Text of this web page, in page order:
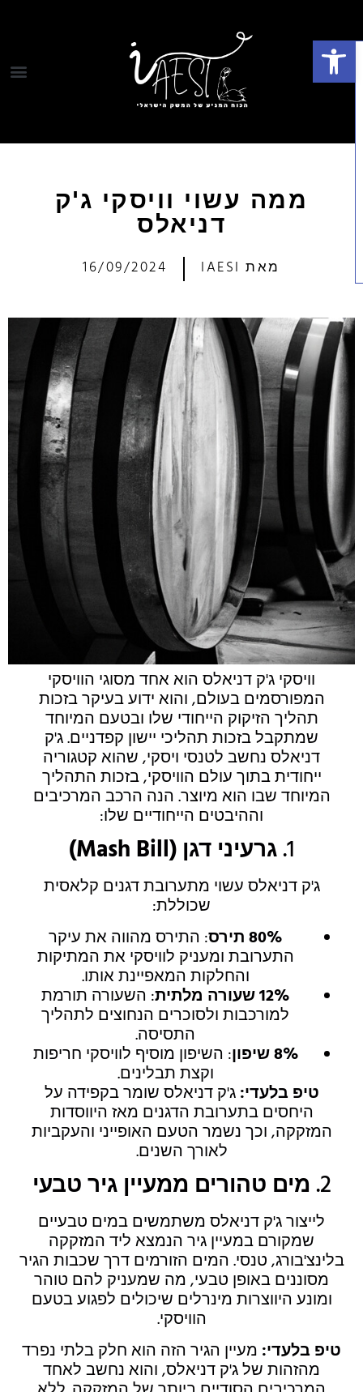
פתח סרגל נגישות
ממה עשוי וויסקי ג'ק
דניאלס
מאתIAESI
16/09/2024
וויסקי ג'ק דניאלס הוא אחד מסוגי הוויסקי
המפורסמים בעולם, והוא ידוע בעיקר בזכות
תהליך הזיקוק הייחודי שלו ובטעם המיוחד
שמתקבל בזכות תהליכי יישון קפדניים. ג'ק
דניאלס נחשב לטנסי ויסקי, שהוא קטגוריה
ייחודית בתוך עולם הוויסקי, בזכות התהליך
המיוחד שבו הוא מיוצר. הנה הרכב המרכיבים
וההיבטים הייחודיים שלו:
גרעיני דגן (Mash Bill)
ג'ק דניאלס עשוי מתערובת דגנים קלאסית
שכוללת:
80% תירס
: התירס מהווה את עיקר
התערובת ומעניק לוויסקי את המתיקות
והחלקות המאפיינת אותו.
12% שעורה מלתית : השעורה תורמת
למורכבות ולסוכרים הנחוצים לתהליך
התסיסה.
8% שיפון : השיפון מוסיף לוויסקי חריפות
וקצת תבלינים.
טיפ בלעדי:ג'ק דניאלס שומר בקפידה על
היחסים בתערובת הדגנים מאז היווסדות
המזקקה, וכך נשמר הטעם האופייני והעקביות
לאורך השנים.
2. מים טהורים ממעיין גיר טבעי
לייצור ג'ק דניאלס משתמשים במים טבעיים
שמקורם במעיין גיר הנמצא ליד המזקקה
בלינצ'בורג, טנסי. המים הזורמים דרך שכבות הגיר
מסוננים באופן טבעי, מה שמעניק להם טוהר
ומונע היווצרות מינרלים שיכולים לפגוע בטעם
הוויסקי.
טיפ בלעדי:מעיין הגיר הזה הוא חלק בלתי נפרד
מהזהות של ג'ק דניאלס, והוא נחשב לאחד